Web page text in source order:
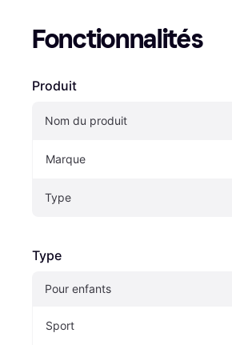
Fonctionnalités
Produit
Nom du produit
Marque
Type
Type
Pour enfants
Sport